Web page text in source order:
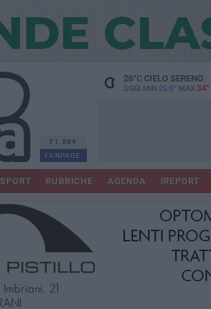
71.589
FANPAGE
26°CCIELO SERENO
OGGI MIN 25.5° MAX 34°
SPORT RUBRICHE AGENDA IREPORT